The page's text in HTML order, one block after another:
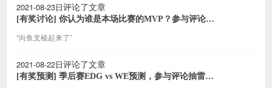
2021-08-23日评论了文章
[有奖讨论] 你认为谁是本场比赛的MVP？参与评论送雷柏电竞外设
“向鱼支棱起来了”
2021-08-22日评论了文章
[有奖预测] 季后赛EDG vs WE预测，参与评论抽雷柏电竞外设